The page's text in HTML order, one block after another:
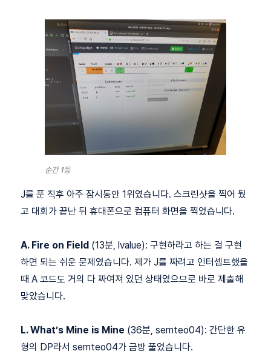
순간 1등
J를 푼 직후 아주 잠시동안 1위였습니다. 스크린샷을 찍어 뒀
고 대회가 끝난 뒤 휴대폰으로 컴퓨터 화면을 찍었습니다.
A. Fire on Field (13분, lvalue): 구현하라고 하는 걸 구현
하면 되는 쉬운 문제였습니다. 제가 J를 짜려고 인터셉트했을
때 A 코드도 거의 다 짜여져 있던 상태였으므로 바로 제출해
맞았습니다.
L. What’s Mine is Mine (36분, semteo04): 간단한 유
형의 DP라서 semteo04가 금방 풀었습니다.